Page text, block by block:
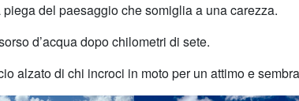
del paesaggio che somiglia a una carezza.
d’acqua dopo chilometri di sete.
alzato di chi incroci in moto per un attimo e